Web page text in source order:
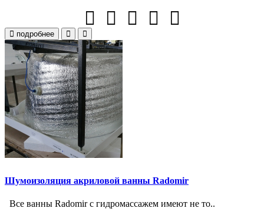
подробнее
Шумоизоляция акриловой ванны Radomir
Все ванны Radomir с гидромассажем имеют не то..